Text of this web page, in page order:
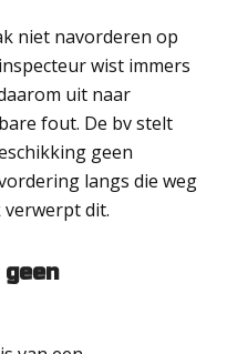
niet navorderen op
wist immers
uit naar
fout. De bv stelt
geen
langs die weg
verwerpt dit.